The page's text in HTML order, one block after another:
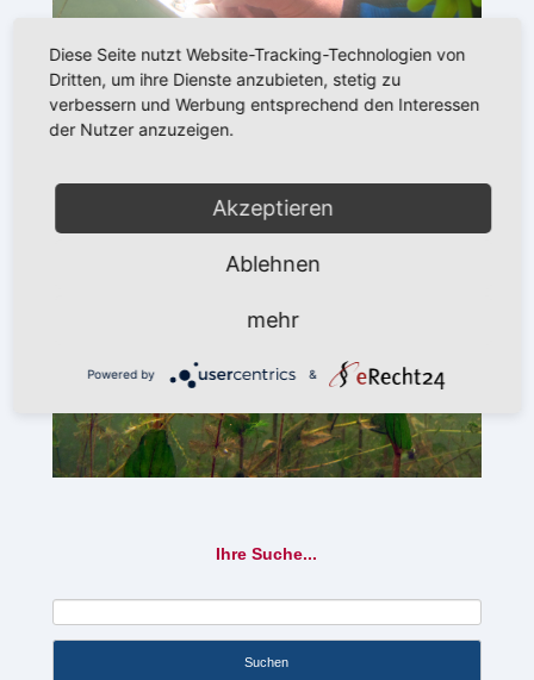
Ihre Suche...
Suchbegriffe
Suchen
Diese Seite nutzt Website-Tracking-Technologien von
Dritten, um ihre Dienste anzubieten, stetig zu
verbessern und Werbung entsprechend den Interessen
der Nutzer anzuzeigen.
Akzeptieren
Ablehnen
mehr
Powered by &